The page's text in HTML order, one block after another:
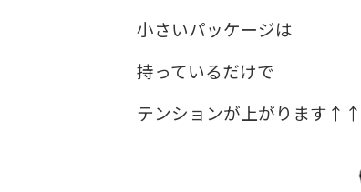
小さいパッケージは
持っているだけで
テンションが上がります↑↑